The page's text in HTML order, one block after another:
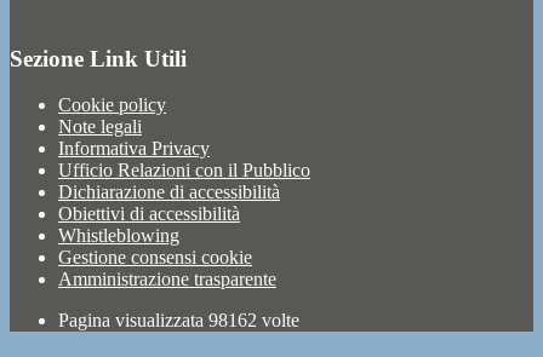
Sezione Link Utili
Cookie policy
Note legali
Informativa Privacy
Ufficio Relazioni con il Pubblico
Dichiarazione di accessibilità
Obiettivi di accessibilità
Whistleblowing
Gestione consensi cookie
Amministrazione trasparente
Pagina visualizzata 98162 volte